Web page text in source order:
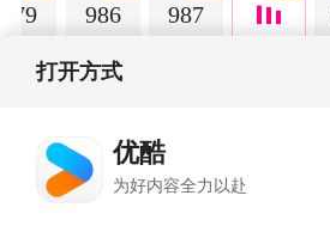
侦探，柯南实在看不
些“发育不良”的错误
979 986 987
打开方式
优酷
为好内容全力以赴